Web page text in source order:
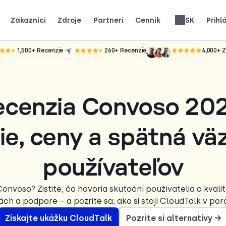
Zákazníci Zdroje Partneri Cenník SK
1,500+ Recenzie 260+ Recenzie 4,000+
Convoso
ceny a spätná
používateľov
Zistite, čo hovoria skutoční používatelia o
a podpore – a pozrite sa, ako si stojí CloudTalk v
Získajte ukážku CloudTalk
Pozrite si alternatívy →